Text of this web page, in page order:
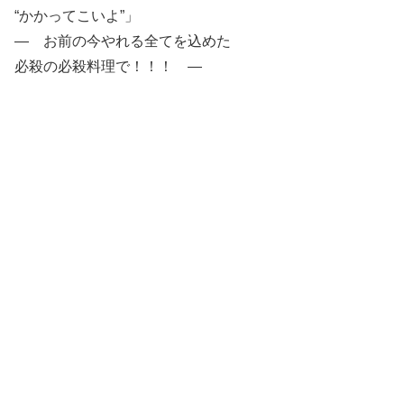
“かかってこいよ”」
― お前の今やれる全てを込めた
必殺の必殺料理で！！！ ―